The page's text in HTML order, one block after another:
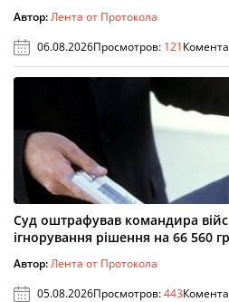
Автор:Лента от Протокола
06.08.2026Просмотров: 121
Суд оштрафував командира
ігнорування рішення на 66 560
Автор:Лента от Протокола
05.08.2026Просмотров:443